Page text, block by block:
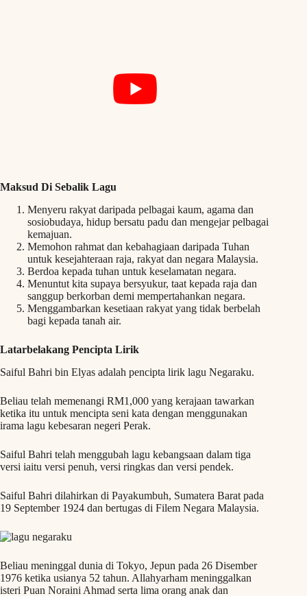
Maksud Di Sebalik Lagu
Menyeru rakyat daripada pelbagai kaum, agama dan
sosiobudaya, hidup bersatu padu dan mengejar pelbagai
kemajuan.
Memohon rahmat dan kebahagiaan daripada Tuhan
untuk kesejahteraan raja, rakyat dan negara Malaysia.
Berdoa kepada tuhan untuk keselamatan negara.
Menuntut kita supaya bersyukur, taat kepada raja dan
sanggup berkorban demi mempertahankan negara.
Menggambarkan kesetiaan rakyat yang tidak berbelah
bagi kepada tanah air.
Latarbelakang Pencipta Lirik
Saiful Bahri bin Elyas adalah pencipta lirik lagu Negaraku.
Beliau telah memenangi RM1,000 yang kerajaan tawarkan
ketika itu untuk mencipta seni kata dengan menggunakan
irama lagu kebesaran negeri Perak.
Saiful Bahri telah menggubah lagu kebangsaan dalam tiga
versi iaitu versi penuh, versi ringkas dan versi pendek.
Saiful Bahri dilahirkan di Payakumbuh, Sumatera Barat pada
19 September 1924 dan bertugas di Filem Negara Malaysia.
Beliau meninggal dunia di Tokyo, Jepun pada 26 Disember
1976 ketika usianya 52 tahun. Allahyarham meninggalkan
isteri Puan Noraini Ahmad serta lima orang anak dan